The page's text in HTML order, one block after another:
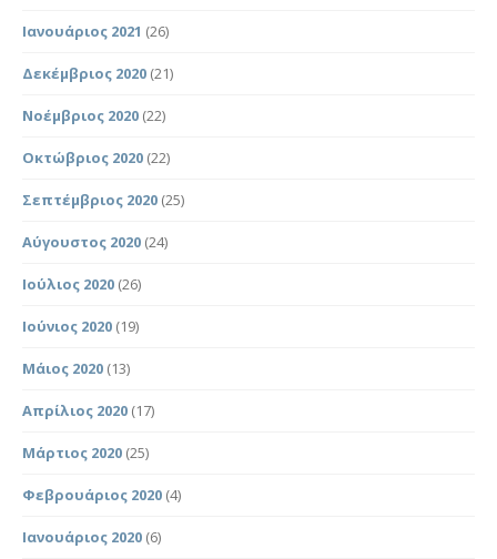
Ιανουάριος 2021 (26)
Δεκέμβριος 2020 (21)
Νοέμβριος 2020 (22)
Οκτώβριος 2020 (22)
Σεπτέμβριος 2020 (25)
Αύγουστος 2020 (24)
Ιούλιος 2020 (26)
Ιούνιος 2020 (19)
Μάιος 2020 (13)
Απρίλιος 2020 (17)
Μάρτιος 2020 (25)
Φεβρουάριος 2020 (4)
Ιανουάριος 2020 (6)